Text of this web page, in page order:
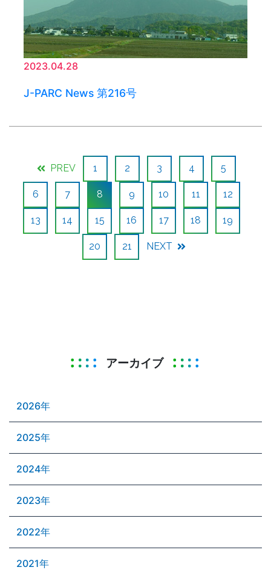
2023.04.28
J-PARC News 第216号
PREV 1 2 3 4 5
6 7 8 9 10 11 12
13 14 15 16 17 18 19
20 21 NEXT
アーカイブ
2026年
2025年
2024年
2023年
2022年
2021年